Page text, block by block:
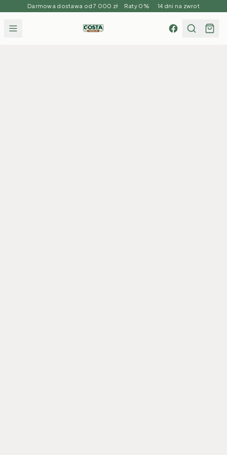
Darmowa dostawa od 7 000 zł Raty 0% 14 dni na zwrot